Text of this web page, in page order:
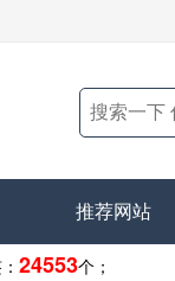
推荐网站
24553个；